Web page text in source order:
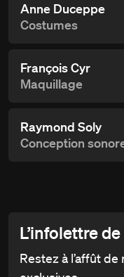
Anne Duceppe
Costumes
François Cyr
Maquillage
Raymond Soly
Conception
L’infolettre
Restez à l’affût